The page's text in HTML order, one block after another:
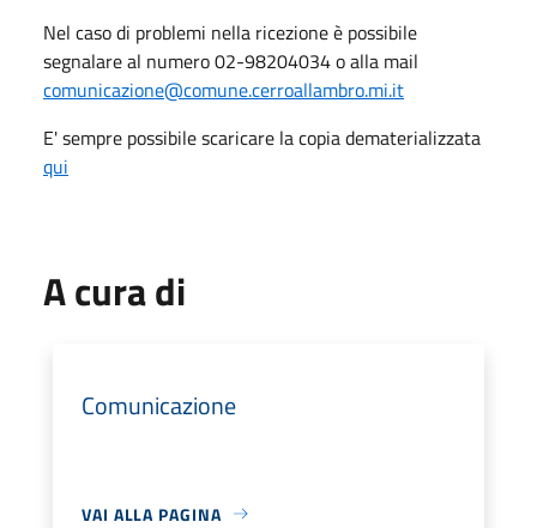
Nel caso di problemi nella ricezione è possibile
segnalare al numero 02-98204034 o alla mail
comunicazione@comune.cerroallambro.mi.it
E' sempre possibile scaricare la copia dematerializzata
qui
A cura di
Comunicazione
VAI ALLA PAGINA